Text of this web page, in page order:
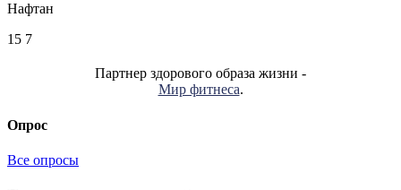
Нафтан
15 7
Партнер здорового образа жизни -
Мир фитнеса.
Опрос
Все опросы